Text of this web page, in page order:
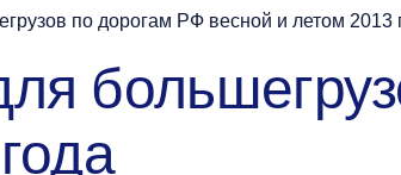
по дорогам РФ весной и летом 2013